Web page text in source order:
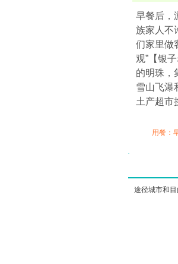
早餐后，
族家人不
们家里做
观”【银
的明珠，
雪山飞瀑
土产超市
用餐：
途径城市和目